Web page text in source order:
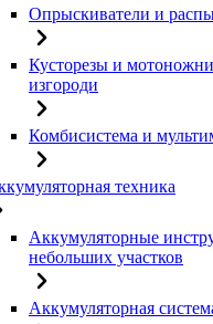
Опрыскиватели и
Кусторезы и
изгороди
Комбисистема и
техника
Аккумуляторные
небольших участков
Аккумуляторная